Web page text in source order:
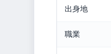
出身地
職業